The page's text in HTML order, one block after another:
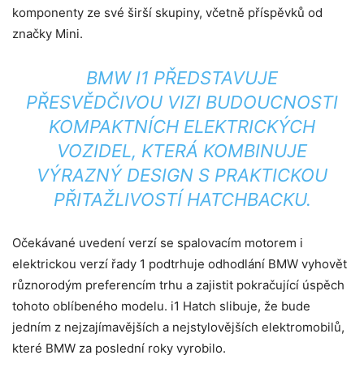
komponenty ze své širší skupiny, včetně příspěvků od
značky Mini.
BMW I1 PŘEDSTAVUJE
PŘESVĚDČIVOU VIZI BUDOUCNOSTI
KOMPAKTNÍCH ELEKTRICKÝCH
VOZIDEL, KTERÁ KOMBINUJE
VÝRAZNÝ DESIGN S PRAKTICKOU
PŘITAŽLIVOSTÍ HATCHBACKU.
Očekávané uvedení verzí se spalovacím motorem i
elektrickou verzí řady 1 podtrhuje odhodlání BMW vyhovět
různorodým preferencím trhu a zajistit pokračující úspěch
tohoto oblíbeného modelu. i1 Hatch slibuje, že bude
jedním z nejzajímavějších a nejstylovějších elektromobilů,
které BMW za poslední roky vyrobilo.